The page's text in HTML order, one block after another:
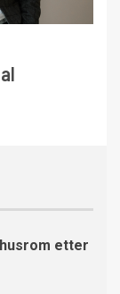
etter